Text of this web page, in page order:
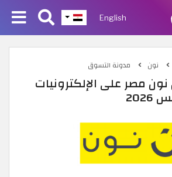
English
نون مدونة التسوق
مصر على الإلكترونيات